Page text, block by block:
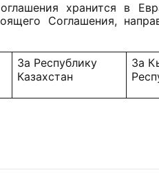
хранится в
Соглашения,
За Республику
Казахстан
За